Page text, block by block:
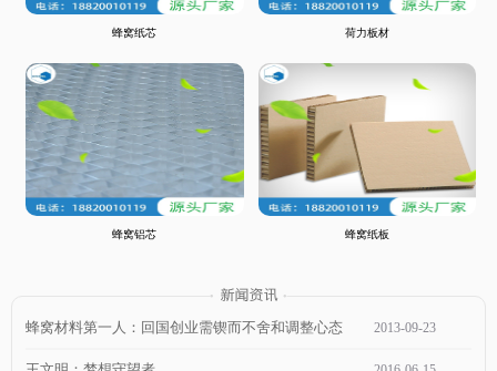
蜂窝纸芯 荷力板材
蜂窝铝芯 蜂窝纸板
蜂窝材料第一人：回国创业需锲而不舍和调整心态 2013-09-23